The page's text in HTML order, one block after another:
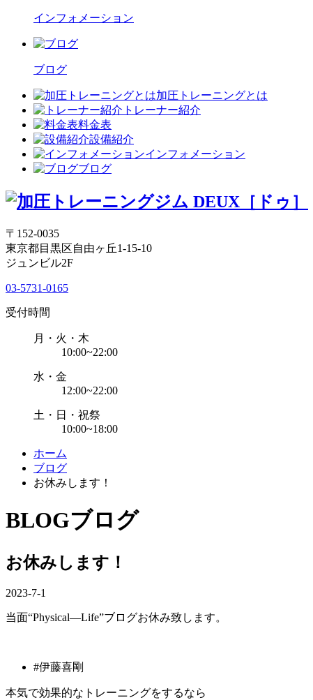
インフォメーション
ブログ
加圧トレーニングとは
トレーナー紹介
料金表
設備紹介
インフォメーション
ブログ
〒152-0035
東京都目黒区自由ヶ丘1-15-10
ジュンビル2F
03-5731-0165
受付時間
月・火・木
10:00~22:00
水・金
12:00~22:00
土・日・祝祭
10:00~18:00
ホーム
ブログ
お休みします！
BLOGブログ
お休みします！
2023-7-1
当面“Physical―Life”ブログお休み致します。
#伊藤喜剛
本気で効果的なトレーニングをするなら